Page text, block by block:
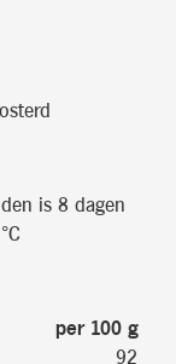
is 8 dagen
per 100 g
92